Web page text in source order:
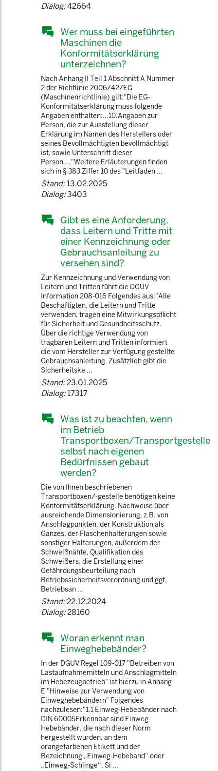
Dialog:42664
Wer muss bei eingeführten
Maschinen die
Konformitätserklärung
unterzeichnen?
Nach Anhang II Teil 1 Abschnitt A Nummer
2 der Richtlinie 2006/42/EG
(Maschinenrichtlinie) gilt:"Die EG-
Konformitätserklärung muss folgende
Angaben enthalten:...10.Angaben zur
Person, die zur Ausstellung dieser
Erklärung im Namen des Herstellers oder
seines Bevollmächtigten bevollmächtigt
ist, sowie Unterschrift dieser
Person...."Weitere Erläuterungen finden
sich in § 383 Ziffer 10 des "Leitfaden ...
Stand:13.02.2025
Dialog:3403
Gibt es eine Anforderung,
dass Leitern und Tritte mit
einer Kennzeichnung oder
Gebrauchsanleitung zu
versehen sind?
Zur Kennzeichnung und Verwendung von
Leitern und Tritten führt die DGUV
Information 208-016 Folgendes aus:"Alle
Beschäftigten, die Leitern und Tritte
verwenden, tragen eine Mitwirkungspflicht
für Sicherheit und Gesundheitsschutz.
Über die richtige Verwendung von
tragbaren Leitern und Tritten informiert
die vom Hersteller zur Verfügung gestellte
Gebrauchsanleitung. Zusätzlich gibt die
Sicherheitske ...
Stand:23.01.2025
Dialog:17317
Was ist zu beachten, wenn
im Betrieb
Transportboxen/Transportgestelle
selbst nach eigenen
Bedürfnissen gebaut
werden?
Die von Ihnen beschriebenen
Transportboxen/-gestelle benötigen keine
Konformitätserklärung. Nachweise über
ausreichende Dimensionierung, z.B. von
Anschlagpunkten, der Konstruktion als
Ganzes, der Flaschenhalterungen sowie
sonstiger Halterungen, außerdem der
Schweißnähte, Qualifikation des
Schweißers, die Erstellung einer
Gefährdungsbeurteilung nach
Betriebssicherheitsverordnung und ggf.
Betriebsan ...
Stand:22.12.2024
Dialog:28160
Woran erkennt man
Einweghebebänder?
In der DGUV Regel 109-017 "Betreiben von
Lastaufnahmemitteln und Anschlagmitteln
im Hebezeugbetrieb" ist hierzu in Anhang
E "Hinweise zur Verwendung von
Einweghebebändern" Folgendes
nachzulesen:"1.1 Einweg-Hebebänder nach
DIN 60005Erkennbar sind Einweg-
Hebebänder, die nach dieser Norm
hergestellt wurden, an dem
orangefarbenen Etikett und der
Bezeichnung „Einweg-Hebeband“ oder
„Einweg-Schlinge“. Si ...